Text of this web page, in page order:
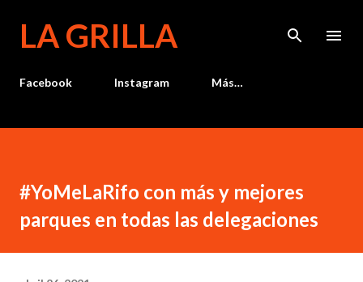
LA GRILLA
Facebook Instagram Más…
#YoMeLaRifo con más y mejores
parques en todas las delegaciones